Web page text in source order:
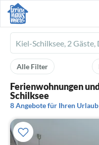
Ferienhausmiete
logo
Alle Filter
Ferienwohnungen
Schilksee
8 Angebote für Ihren